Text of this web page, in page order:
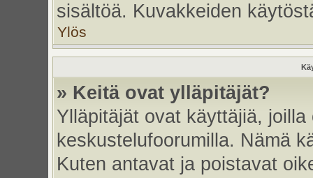
sisältöä. Kuvakkeiden
Ylös
» Keitä ovat ylläpitäjät?
Ylläpitäjät ovat käyttäjiä,
keskustelufoorumilla. Nämä
Kuten antavat ja poistavat